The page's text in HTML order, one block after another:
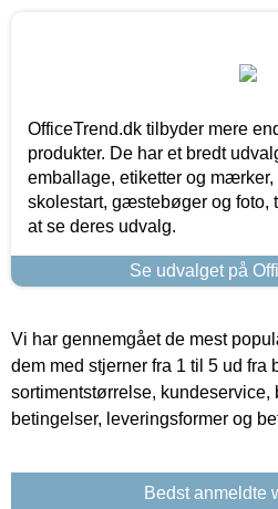
OfficeTrend.dk tilbyder mere
produkter. De har et bredt
emballage, etiketter og mærker,
skolestart, gæstebøger og foto,
at se deres udvalg.
Se udvalget på
Vi har gennemgået de mest
dem med stjerner fra 1 til 5 ud fra
sortimentstørrelse, kundeservice,
betingelser, leveringsformer og
Bedst anmeldte